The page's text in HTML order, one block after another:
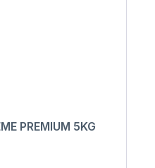
PREMIUM 5KG